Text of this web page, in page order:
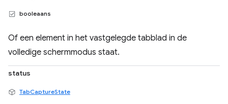
booleaans
Of een element in het vastgelegde tabblad in de
volledige schermmodus staat.
status
TabCaptureState